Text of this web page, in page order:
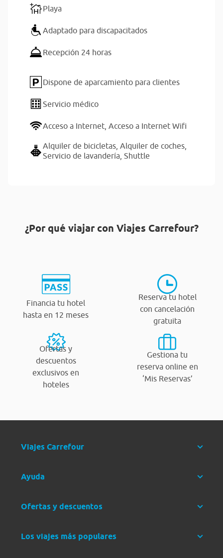
Playa
Adaptado para discapacitados
Recepción 24 horas
Dispone de aparcamiento para clientes
Servicio médico
Acceso a Internet, Acceso a Internet Wifi
Alquiler de bicicletas, Alquiler de coches,
Servicio de lavandería, Shuttle
¿Por qué viajar con Viajes Carrefour?
Financia tu hotel
hasta en 12 meses
Reserva tu hotel
con cancelación
gratuita
Ofertas y
descuentos
exclusivos en
hoteles
Gestiona tu
reserva online en
‘Mis Reservas’
Viajes Carrefour
Ayuda
Ofertas y descuentos
Los viajes más populares